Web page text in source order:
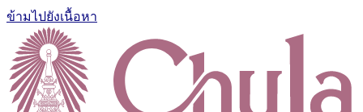
ข้ามไปยังเนื้อหา